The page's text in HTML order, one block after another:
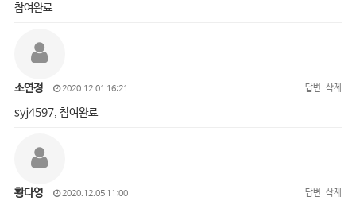
참여완료
소연정 2020.12.01 16:21 답변 삭제
syj4597, 참여완료
황다영 2020.12.05 11:00 답변 삭제